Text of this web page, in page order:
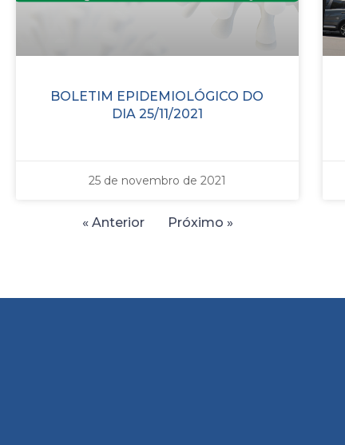
BOLETIM EPIDEMIOLÓGICO DO
DIA 25/11/2021
25 de novembro de 2021
« Anterior Próximo »